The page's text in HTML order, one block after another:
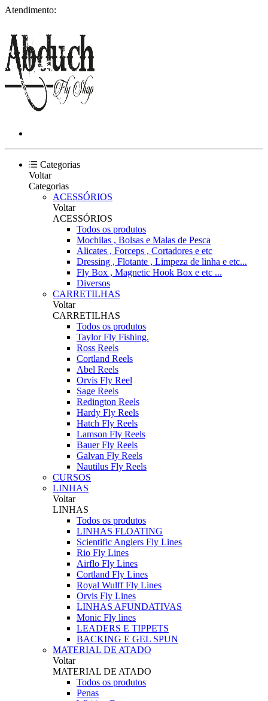
Atendimento:
Categorias
Voltar
Categorias
ACESSÓRIOS
Voltar
ACESSÓRIOS
Todos os produtos
Mochilas , Bolsas e Malas de Pesca
Alicates , Forceps , Cortadores e etc
Dressing , Flotante , Limpeza de linha e etc...
Fly Box , Magnetic Hook Box e etc ...
Diversos
CARRETILHAS
Voltar
CARRETILHAS
Todos os produtos
Taylor Fly Fishing.
Ross Reels
Cortland Reels
Abel Reels
Orvis Fly Reel
Sage Reels
Redington Reels
Hardy Fly Reels
Hatch Fly Reels
Lamson Fly Reels
Bauer Fly Reels
Galvan Fly Reels
Nautilus Fly Reels
CURSOS
LINHAS
Voltar
LINHAS
Todos os produtos
LINHAS FLOATING
Scientific Anglers Fly Lines
Rio Fly Lines
Airflo Fly Lines
Cortland Fly Lines
Royal Wulff Fly Lines
Orvis Fly Lines
LINHAS AFUNDATIVAS
Monic Fly lines
LEADERS E TIPPETS
BACKING E GEL SPUN
MATERIAL DE ATADO
Voltar
MATERIAL DE ATADO
Todos os produtos
Penas